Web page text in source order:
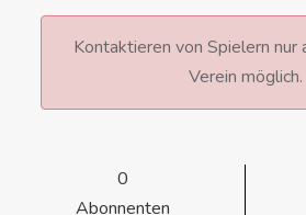
Kontaktieren von Spielern
Verein möglich.
0
Abonnenten